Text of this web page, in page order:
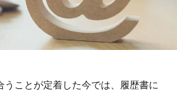
うことが定着した今では、履歴書に